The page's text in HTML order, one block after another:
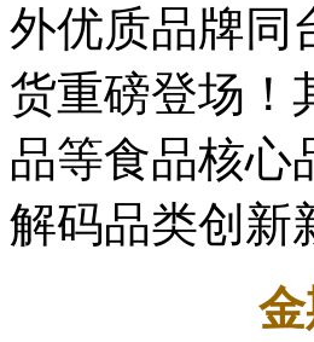
外优质品牌同
货重磅登场！
品等食品核心
解码品类创新